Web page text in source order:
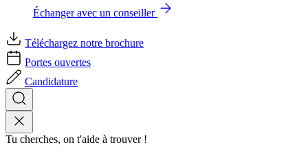
Échanger avec un conseiller
Téléchargez notre brochure
Portes ouvertes
Candidature
Tu cherches, on t'aide à trouver !